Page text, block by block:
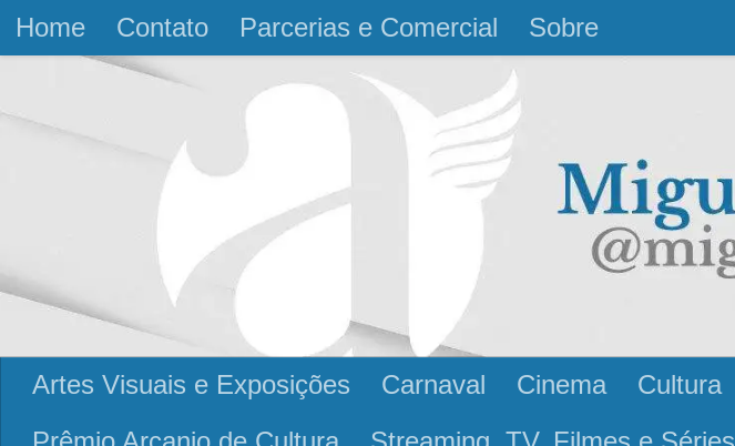
Skip to content
Home Contato Parcerias e Comercial Sobre
Artes Visuais e Exposições Carnaval Cinema Cultura